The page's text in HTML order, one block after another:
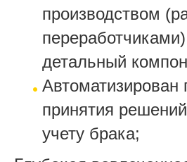
производством
детальный
Автоматизирован
принятия
учету брака;